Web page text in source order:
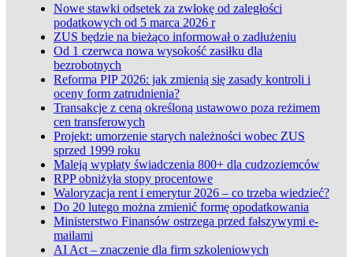
Nowe stawki odsetek za zwłokę od zaległości
podatkowych od 5 marca 2026 r
ZUS będzie na bieżąco informował o zadłużeniu
Od 1 czerwca nowa wysokość zasiłku dla
bezrobotnych
Reforma PIP 2026: jak zmienią się zasady kontroli i
oceny form zatrudnienia?
Transakcje z ceną określoną ustawowo poza reżimem
cen transferowych
Projekt: umorzenie starych należności wobec ZUS
sprzed 1999 roku
Maleją wypłaty świadczenia 800+ dla cudzoziemców
RPP obniżyła stopy procentowe
Waloryzacja rent i emerytur 2026 – co trzeba wiedzieć?
Do 20 lutego można zmienić formę opodatkowania
Ministerstwo Finansów ostrzega przed fałszywymi e-
mailami
AI Act – znaczenie dla firm szkoleniowych